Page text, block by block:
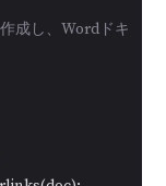
成し、Wordドキュメ